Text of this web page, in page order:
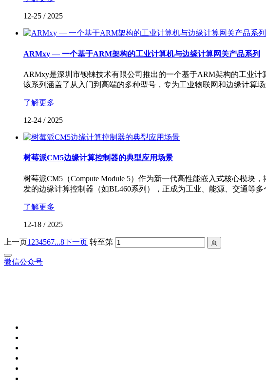
12-25 / 2025
ARMxy — 一个基于ARM架构的工业计算机与边缘计算网关产品系列
ARMxy是深圳市钡铼技术有限公司推出的一个基于ARM架构的工业
该系列涵盖了从入门到高端的多种型号，专为工业物联网和边缘计算场
了解更多
12-24 / 2025
树莓派CM5边缘计算控制器的典型应用场景
树莓派CM5（Compute Module 5）作为新一代高性能嵌入式核心模块
发的边缘计算控制器（如BL460系列），正成为工业、能源、交通等
了解更多
12-18 / 2025
上一页1 234567...8下一页 转至第
微信公众号